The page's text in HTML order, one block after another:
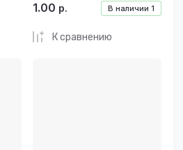
В наличии 1
1.00 р.
К сравнению